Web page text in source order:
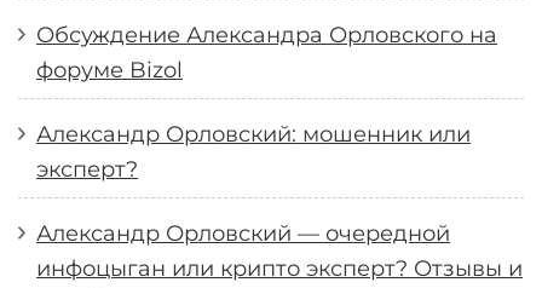
Обсуждение Александра Орловского на
форуме Bizol
Александр Орловский: мошенник или
эксперт?
Александр Орловский — очередной
инфоцыган или крипто эксперт? Отзывы и